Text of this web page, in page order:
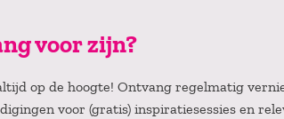
voor zijn?
op de hoogte! Ontvang regelmatig
voor (gratis) inspiratiesessies en